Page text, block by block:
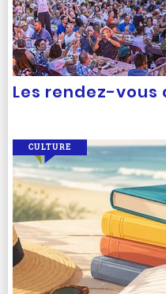
Les rendez-vous
CULTURE